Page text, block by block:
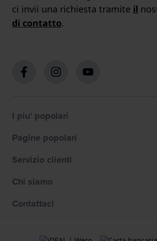
ci invii una richiesta tramite il
di contatto.
I piu' popolari
Pagine popolari
Servizio clienti
Chi siamo
Contattaci